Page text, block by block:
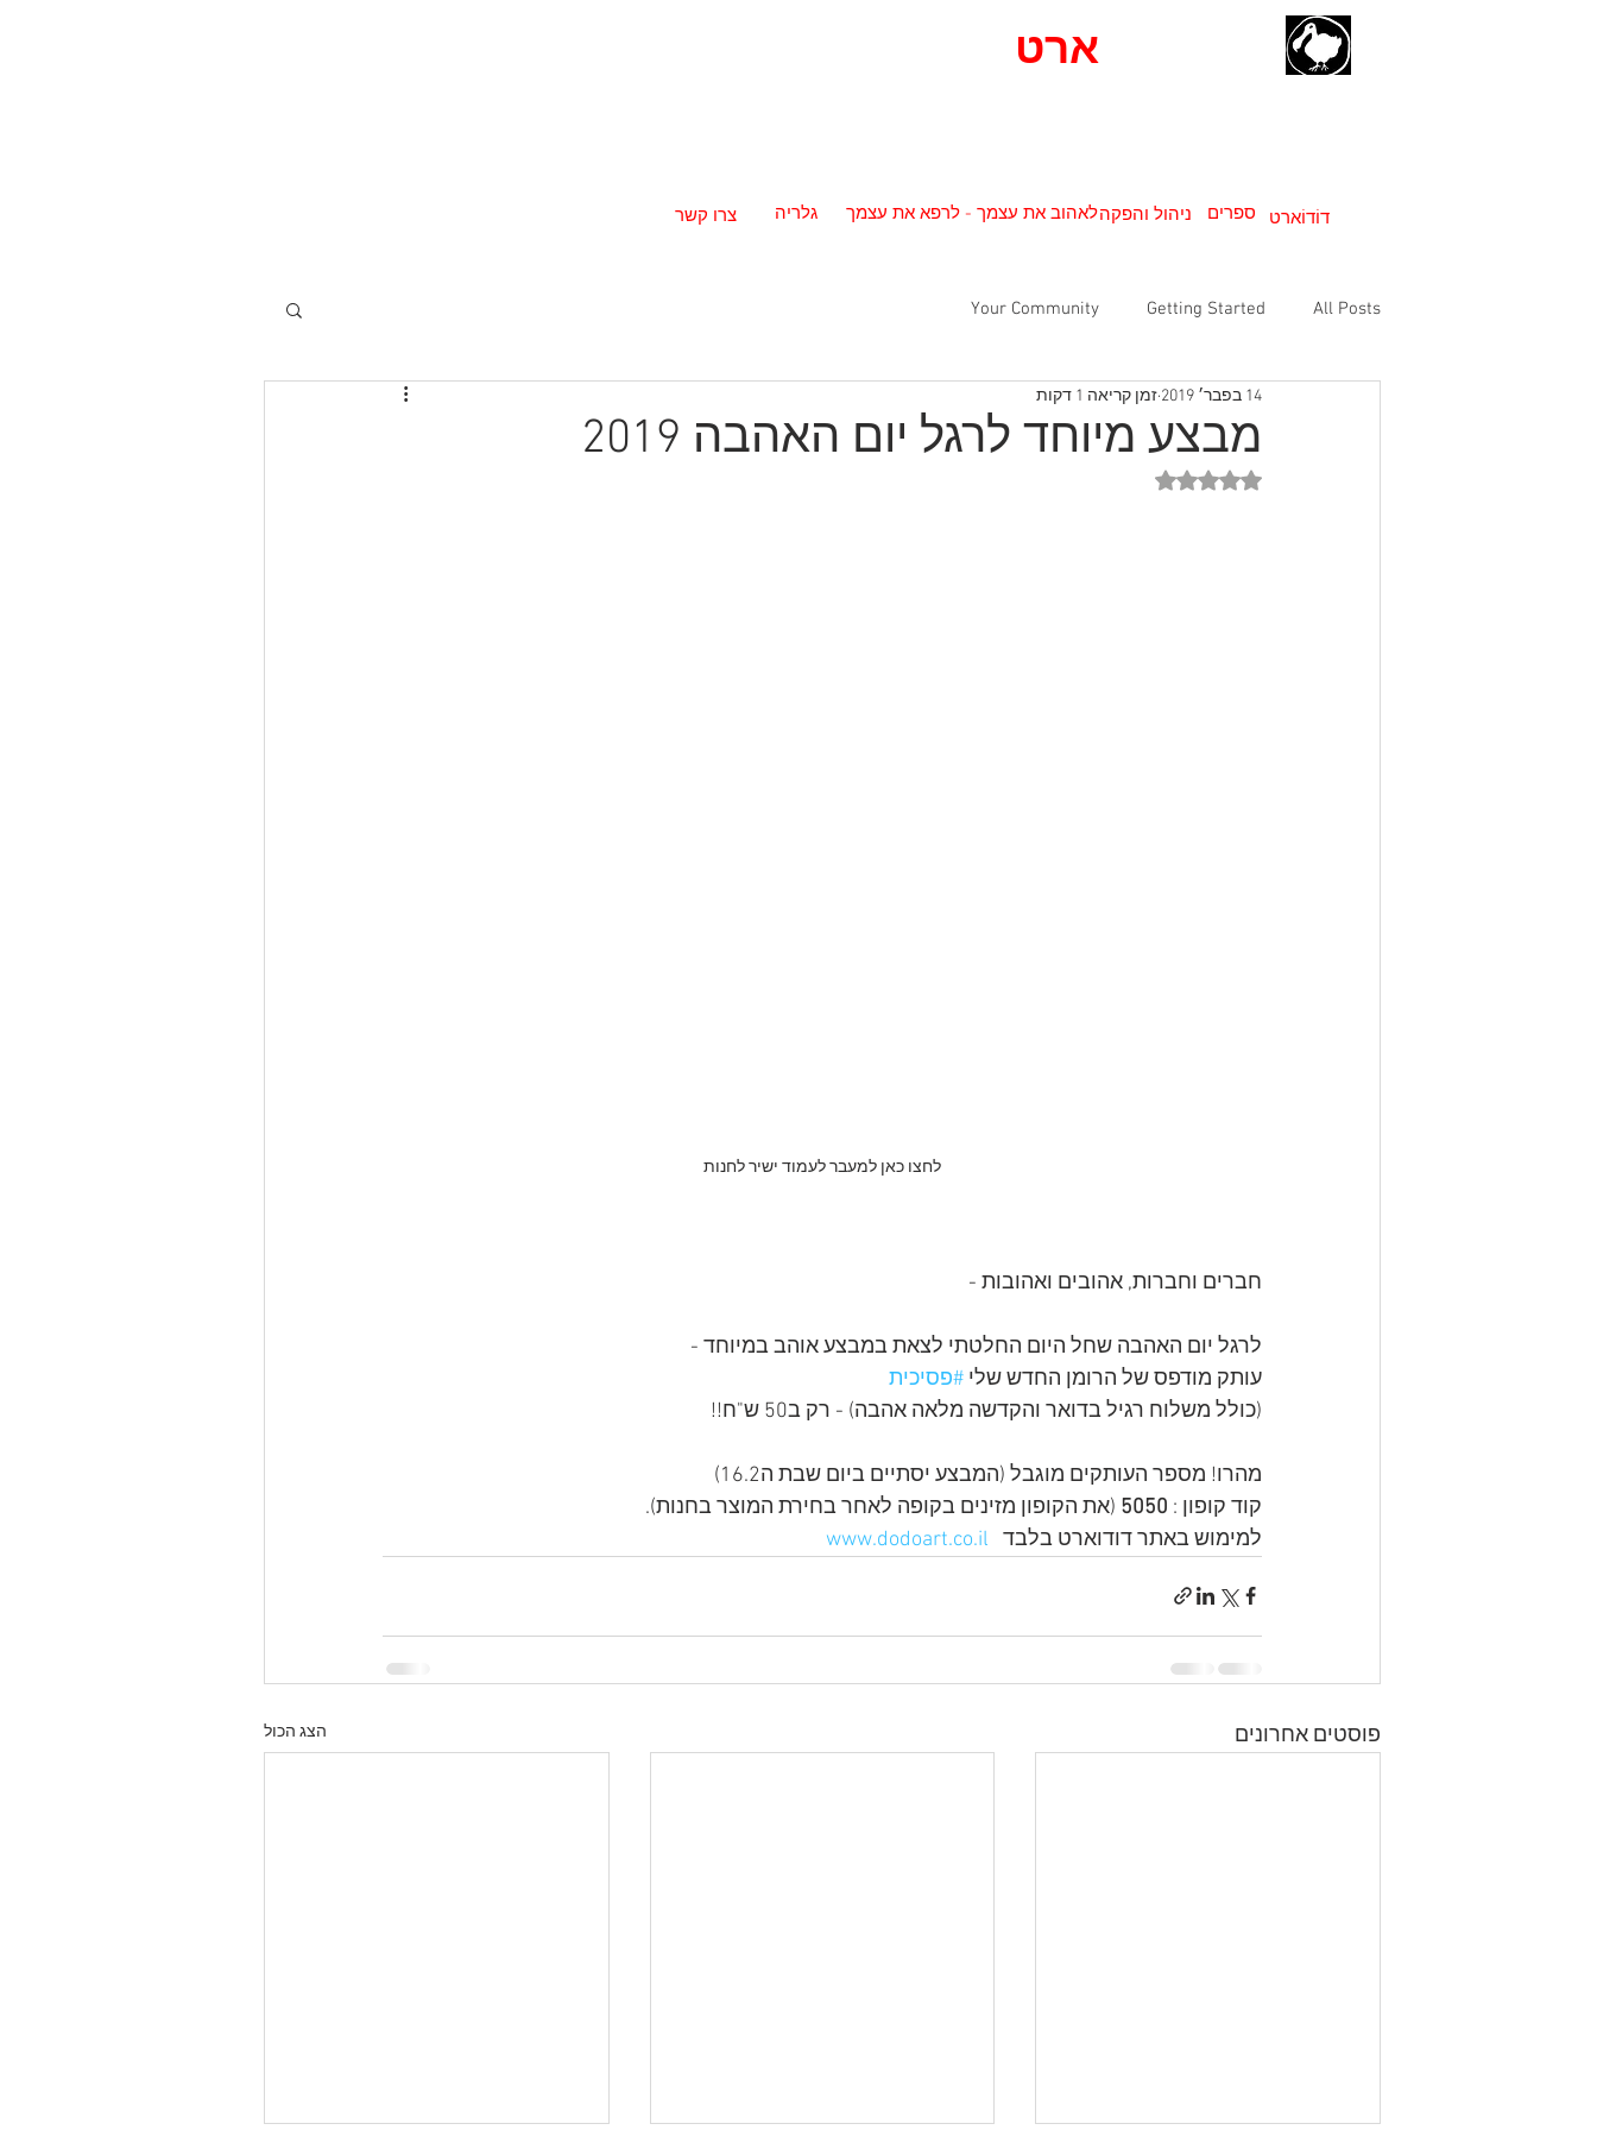
ארט
צרו קשר ספרים ניהול והפקה דוֹדוֹארט לאהוב את עצמך - לרפא את עצמך גלריה
All Posts
Getting Started
Your Community
מבצע מיוחד לרגל יום האהבה 2019
14 בפבר׳ 2019 זמן קריאה 1 דקות
דירוג של NaN מתוך 5 כוכבים
לחצו כאן למעבר לעמוד ישיר לחנות
חברים וחברות, אהובים ואהובות -
לרגל יום האהבה שחל היום החלטתי לצאת במבצע אוהב במיוחד -
עותק מודפס של הרומן החדש שלי #פסיכית
(כולל משלוח רגיל בדואר והקדשה מלאה אהבה) - רק ב50 ש"ח!!
מהרו! מספר העותקים מוגבל (המבצע יסתיים ביום שבת ה16.2)
קוד קופון : 5050 (את הקופון מזינים בקופה לאחר בחירת המוצר בחנות).
למימוש באתר דודוארט בלבד www.dodoart.co.il
פוסטים אחרונים הצג הכול